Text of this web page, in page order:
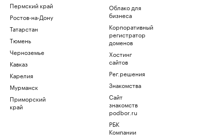
Пермский край
Ростов-на-Дону
Татарстан
Тюмень
Черноземье
Кавказ
Карелия
Мурманск
Приморский
край
Облако для
бизнеса
Корпоративный
регистратор
доменов
Хостинг
сайтов
Рег.решения
Знакомства
Сайт
знакомств
podbor.ru
РБК
Компании